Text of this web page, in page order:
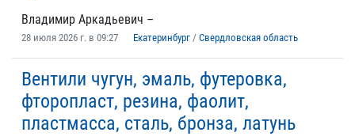
Владимир Аркадьевич –
28 июля 2026 г. в 09:27 Екатеринбург / Свердловская область
Вентили чугун, эмаль, футеровка,
фторопласт, резина, фаолит,
пластмасса, сталь, бронза, латунь